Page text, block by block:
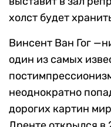
холст будет
Винсент Ван Гог
один из самых
неоднократно
дорогих картин